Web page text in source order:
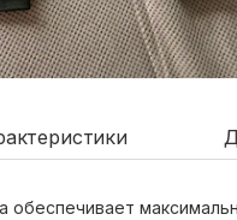
обеспечивает